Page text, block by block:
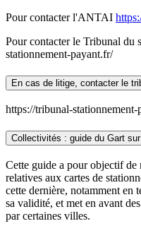
Pour contacter l'ANTAI
Pour contacter le Tribunal du
stationnement-payant.fr/
En cas de litige, contacter le
https://tribunal-stationnement-
Collectivités : guide du Gart
Cette guide a pour objectif
relatives aux cartes de
cette dernière, notamment en
sa validité, et met en avant
par certaines villes.